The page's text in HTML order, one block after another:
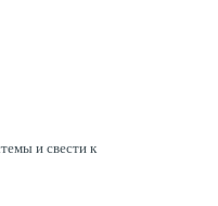
и свести к